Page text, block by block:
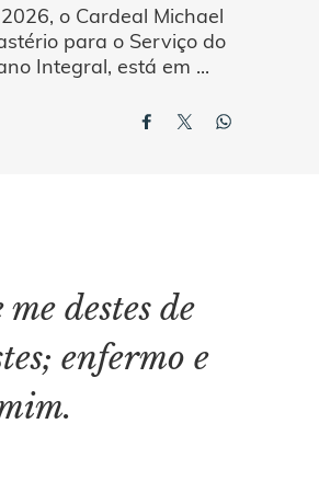
o Cardeal Michael
para o Serviço do
Integral, está em ...
destes de
enfermo e